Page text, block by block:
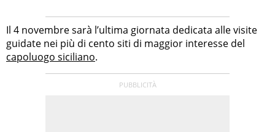
Il 4 novembre sarà l’ultima giornata dedicata alle visite
guidate nei più di cento siti di maggior interesse del
capoluogo siciliano.